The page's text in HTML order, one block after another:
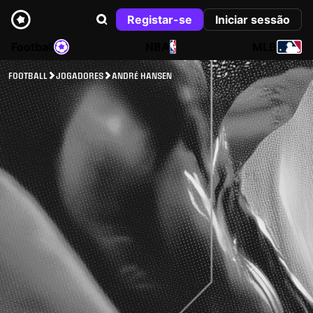
Registar-se
Iniciar sessão
NBA
FOOTBALL JOGADORES ANDRÉ HANSEN